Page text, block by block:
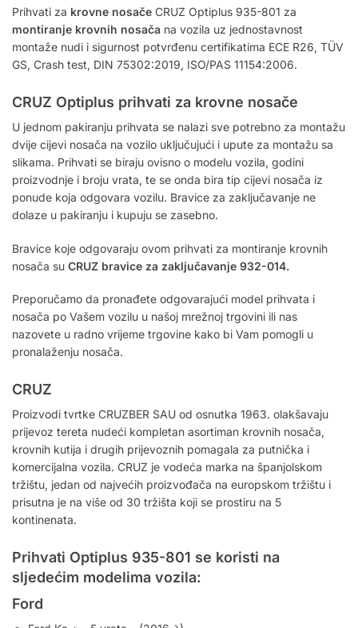
Prihvati za krovne nosače CRUZ Optiplus 935-801 za
montiranje krovnih nosača na vozila uz jednostavnost
montaže nudi i sigurnost potvrđenu certifikatima ECE R26, TÜV
GS, Crash test, DIN 75302:2019, ISO/PAS 11154:2006.
CRUZ Optiplus prihvati za krovne nosače
U jednom pakiranju prihvata se nalazi sve potrebno za montažu
dvije cijevi nosača na vozilo uključujući i upute za montažu sa
slikama. Prihvati se biraju ovisno o modelu vozila, godini
proizvodnje i broju vrata, te se onda bira tip cijevi nosača iz
ponude koja odgovara vozilu. Bravice za zaključavanje ne
dolaze u pakiranju i kupuju se zasebno.
Bravice koje odgovaraju ovom prihvati za montiranje krovnih
nosača su CRUZ bravice za zaključavanje 932-014.
Preporučamo da pronađete odgovarajući model prihvata i
nosača po Vašem vozilu u našoj mrežnoj trgovini ili nas
nazovete u radno vrijeme trgovine kako bi Vam pomogli u
pronalaženju nosača.
CRUZ
Proizvodi tvrtke CRUZBER SAU od osnutka 1963. olakšavaju
prijevoz tereta nudeći kompletan asortiman krovnih nosača,
krovnih kutija i drugih prijevoznih pomagala za putnička i
komercijalna vozila. CRUZ je vodeća marka na španjolskom
tržištu, jedan od najvećih proizvođača na europskom tržištu i
prisutna je na više od 30 tržišta koji se prostiru na 5
kontinenata.
Prihvati Optiplus 935-801 se koristi na
sljedećim modelima vozila:
Ford